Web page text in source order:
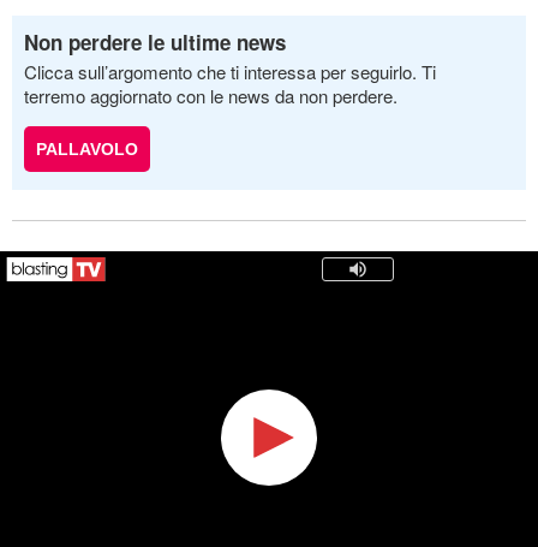
Non perdere le ultime news
Clicca sull’argomento che ti interessa per seguirlo. Ti
terremo aggiornato con le news da non perdere.
PALLAVOLO